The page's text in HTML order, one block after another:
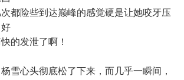
都险些到达巅峰的感觉硬是让她咬牙压
的发泄了啊！
心头彻底松了下来，而几乎一瞬间，